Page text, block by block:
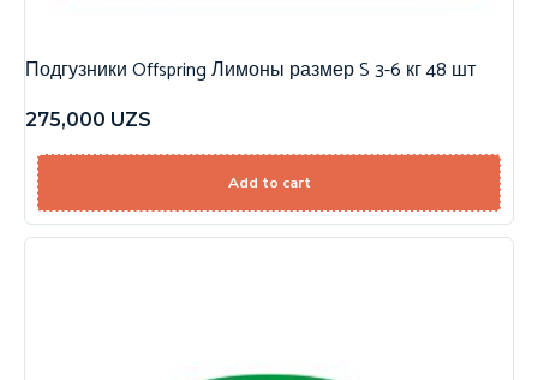
Подгузники Offspring Лимоны размер S 3-6 кг 48 шт
275,000 UZS
Add to cart